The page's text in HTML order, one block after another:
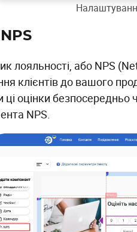
лояльності, або NPS
клієнтів до вашого
ці оцінки
NPS.